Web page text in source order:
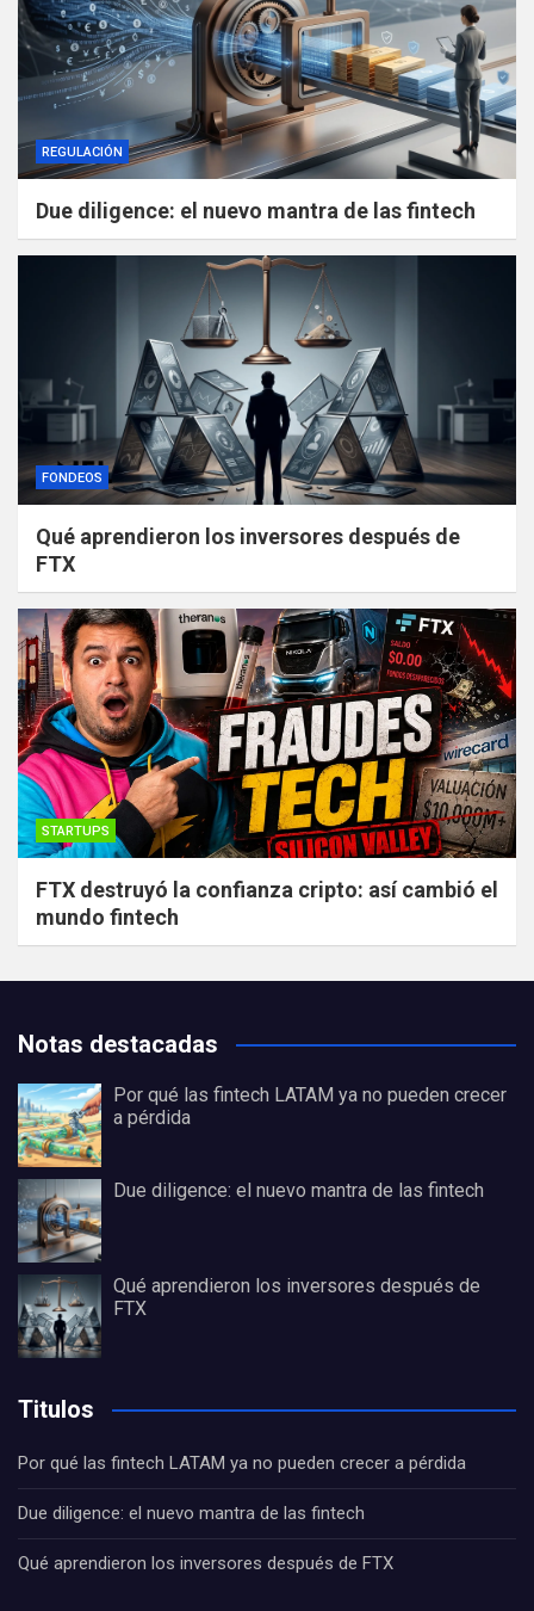
REGULACIÓN
Due diligence: el nuevo mantra de las fintech
FONDEOS
Qué aprendieron los inversores después de
FTX
STARTUPS
FTX destruyó la confianza cripto: así cambió el
mundo fintech
Notas destacadas
Por qué las fintech LATAM ya no pueden crecer
a pérdida
Due diligence: el nuevo mantra de las fintech
Qué aprendieron los inversores después de
FTX
Titulos
Por qué las fintech LATAM ya no pueden crecer a pérdida
Due diligence: el nuevo mantra de las fintech
Qué aprendieron los inversores después de FTX